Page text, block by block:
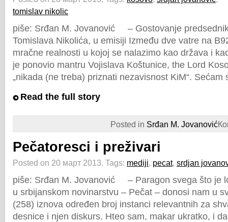
tomislav nikolic
piše: Srđan M. Jovanović – Gostovanje
Tomislava Nikolića, u emisiji Između dve vatre na
mračne realnosti u kojoj se nalazimo kao država i
je ponovio mantru Vojislava Koštunice, the Lord
„nikada (ne treba) priznati nezavisnost KiM“.
Read the full story
Posted in Srđan M. Jovanović
Pečatoresci i preživari
Posted on 20 март 2013. Tags: mediji, pecat, srdjan
piše: Srđan M. Jovanović – Paragon svega što je
u srbijanskom novinarstvu – Pečat – donosi nam u
(258) iznova određen broj instanci relevantnih za
desnice i njen diskurs. Hteo sam, makar ukratko, i